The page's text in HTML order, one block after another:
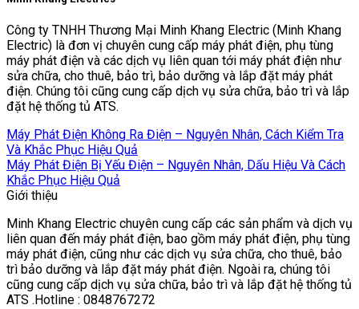
Công ty TNHH Thương Mại Minh Khang Electric (Minh Khang
Electric) là đơn vị chuyên cung cấp máy phát điện, phụ tùng
máy phát điện và các dịch vụ liên quan tới máy phát điện như
sửa chữa, cho thuê, bảo trì, bảo dưỡng và lắp đặt máy phát
điện. Chúng tôi cũng cung cấp dịch vụ sửa chữa, bảo trì và lắp
đặt hệ thống tủ ATS.
Máy Phát Điện Không Ra Điện – Nguyên Nhân, Cách Kiểm Tra
Và Khắc Phục Hiệu Quả
Máy Phát Điện Bị Yếu Điện – Nguyên Nhân, Dấu Hiệu Và Cách
Khắc Phục Hiệu Quả
Giới thiệu
Minh Khang Electric chuyên cung cấp các sản phẩm và dịch vụ
liên quan đến máy phát điện, bao gồm máy phát điện, phụ tùng
máy phát điện, cũng như các dịch vụ sửa chữa, cho thuê, bảo
trì bảo dưỡng và lắp đặt máy phát điện. Ngoài ra, chúng tôi
cũng cung cấp dịch vụ sửa chữa, bảo trì và lắp đặt hệ thống tủ
ATS .Hotline : 0848767272